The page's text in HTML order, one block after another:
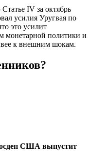
IV за октябрь
усилия Уругвая по
это усилит
монетарной политики и
к внешним шокам.
США выпустит